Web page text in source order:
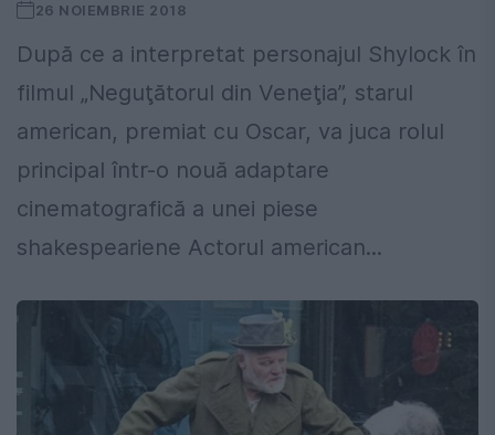
26 NOIEMBRIE 2018
După ce a interpretat personajul Shylock în
filmul „Neguţătorul din Veneţia”, starul
american, premiat cu Oscar, va juca rolul
principal într-o nouă adaptare
cinematografică a unei piese
shakespeariene Actorul american...